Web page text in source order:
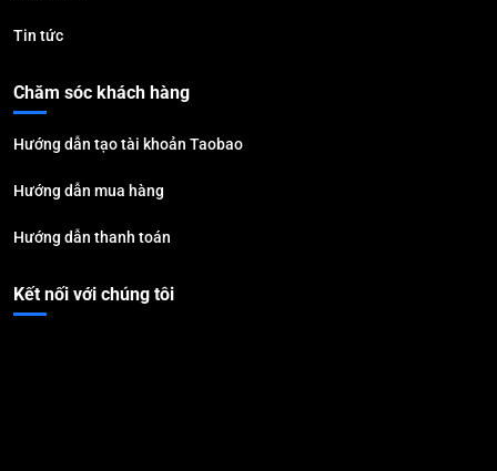
Tin tức
Chăm sóc khách hàng
Hướng dẫn tạo tài khoản Taobao
Hướng dẫn mua hàng
Hướng dẫn thanh toán
Kết nối với chúng tôi